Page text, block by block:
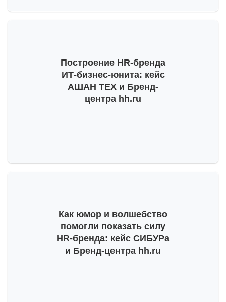
Построение HR-бренда
ИТ-бизнес-юнита: кейс
АШАН ТЕХ и Бренд-
центра hh.ru
Как юмор и волшебство
помогли показать силу
HR-бренда: кейс СИБУРа
и Бренд-центра hh.ru